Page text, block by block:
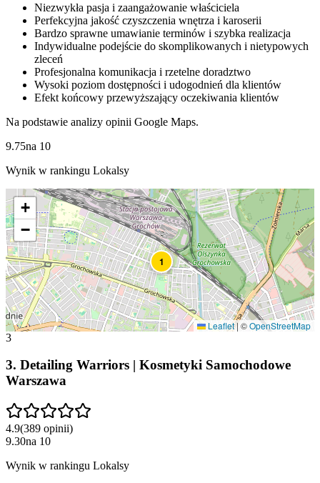
Niezwykła pasja i zaangażowanie właściciela
Perfekcyjna jakość czyszczenia wnętrza i karoserii
Bardzo sprawne umawianie terminów i szybka realizacja
Indywidualne podejście do skomplikowanych i nietypowych
zleceń
Profesjonalna komunikacja i rzetelne doradztwo
Wysoki poziom dostępności i udogodnień dla klientów
Efekt końcowy przewyższający oczekiwania klientów
Na podstawie analizy opinii Google Maps.
9.75na 10
Wynik w rankingu Lokalsy
1
+
−
Leaflet|©OpenStreetMap
3
3. Detailing Warriors | Kosmetyki Samochodowe
Warszawa
4.9(389 opinii)
9.30na 10
Wynik w rankingu Lokalsy